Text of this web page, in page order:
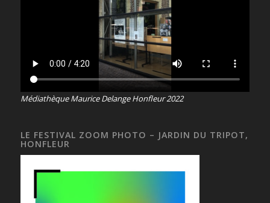
Médiathèque Maurice Delange Honfleur 2022
LE FESTIVAL ZOOM PHOTO – JARDIN DU TRIPOT,
HONFLEUR